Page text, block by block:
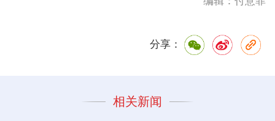
分享：
相关新闻